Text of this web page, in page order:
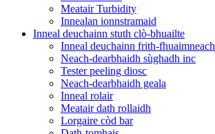
Meatair Turbidity
Innealan ionnstramaid
Inneal deuchainn stuth clò-bhuailte
Inneal deuchainn frith-fhuaimneach
Neach-dearbhaidh sùghadh inc
Tester peeling diosc
Neach-dearbhaidh geala
Inneal rolair
Meatair dath rollaidh
Lorgaire còd bar